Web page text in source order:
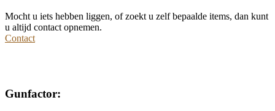
Mocht u iets hebben liggen, of zoekt u zelf bepaalde items, dan kunt
u altijd contact opnemen.
Contact
Gunfactor: